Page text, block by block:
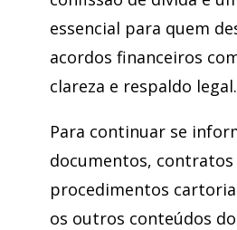
essencial para quem
acordos financeiros
clareza e respaldo legal.
Para continuar se
documentos, contratos
procedimentos
os outros conteúdos do